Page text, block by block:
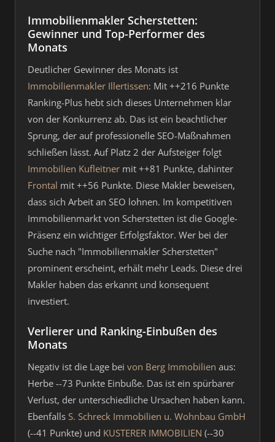
Immobilienmakler Scherstetten:
Gewinner und Top-Performer des
Monats
Deutlicher Gewinner des Monats ist
Immobilienmakler Illertissen: Mit ++216 Punkte
Ranking-Plus hebt sich dieses Unternehmen klar
von der Konkurrenz ab. Das ist ein beachtlicher
Sprung, der auf professionelle SEO-Maßnahmen
schließen lässt. Auf Platz 2 der Aufsteiger folgt
Immobilien Kufleitner mit ++81 Punkte, dahinter
Frontal mit ++56 Punkte. Diese Makler beweisen,
dass sich Arbeit an SEO lohnen. Im kompetitiven
Immobilienmarkt von Scherstetten ist die Google-
Präsenz ein wichtiger Erfolgsfaktor. Wer bei der
Suche nach "Immobilienmakler Scherstetten"
prominent erscheint, erhält mehr Leads. Diese drei
Makler haben das erkannt und konsequent
investiert.
Verlierer und Ranking-Einbußen des
Monats
Negativ ist die Lage bei von Berg Immobilien aus:
Herbe --73 Punkte Einbuße. Das ist ein spürbarer
Verlust, der unterschiedliche Ursachen haben kann.
Ebenfalls S. Schreck Immobilien u. Wohnbau GmbH
(--41 Punkte) und KUSTERER IMMOBILIEN (--30